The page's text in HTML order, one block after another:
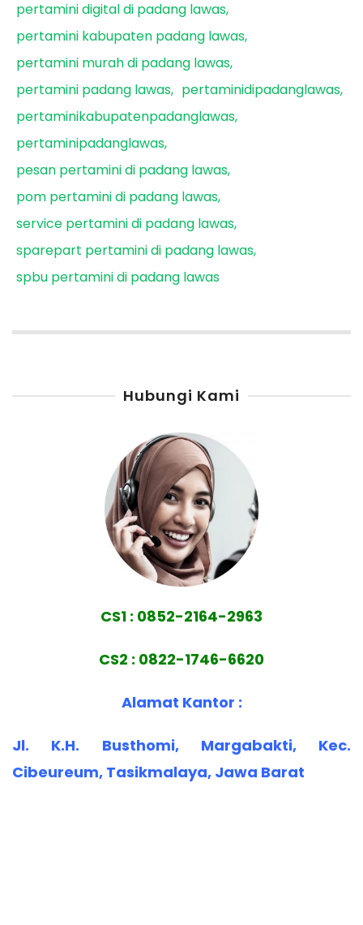
pertamini digital di padang lawas
pertamini kabupaten padang lawas
pertamini murah di padang lawas
pertamini padang lawas
pertaminidipadanglawas
pertaminikabupatenpadanglawas
pertaminipadanglawas
pesan pertamini di padang lawas
pom pertamini di padang lawas
service pertamini di padang lawas
sparepart pertamini di padang lawas
spbu pertamini di padang lawas
Hubungi Kami
CS1 : 0852-2164-2963
CS2 : 0822-1746-6620
Alamat Kantor :
Jl. K.H. Busthomi, Margabakti, Kec.
Cibeureum, Tasikmalaya, Jawa Barat